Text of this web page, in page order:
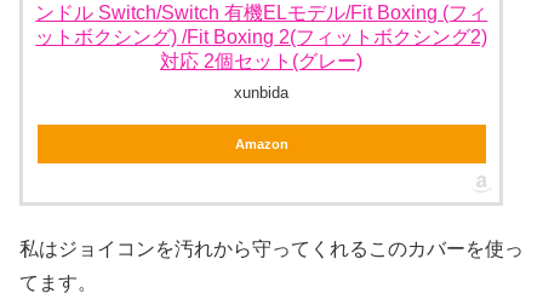
ンドル Switch/Switch 有機ELモデル/Fit Boxing (フィ
ットボクシング) /Fit Boxing 2(フィットボクシング2)
対応 2個セット(グレー)
xunbida
Amazon
私はジョイコンを汚れから守ってくれるこのカバーを使っ
てます。